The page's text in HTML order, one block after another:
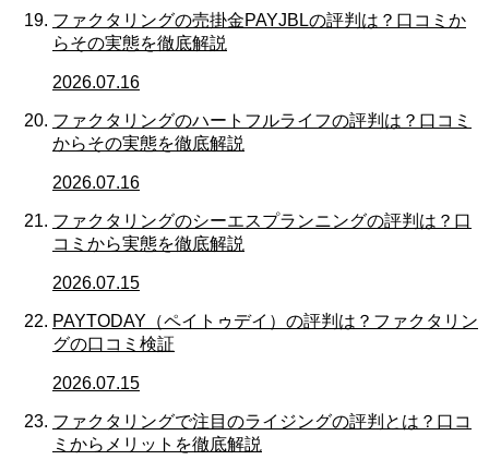
ファクタリングの売掛金PAYJBLの評判は？口コミか
らその実態を徹底解説
2026.07.16
ファクタリングのハートフルライフの評判は？口コミ
からその実態を徹底解説
2026.07.16
ファクタリングのシーエスプランニングの評判は？口
コミから実態を徹底解説
2026.07.15
PAYTODAY（ペイトゥデイ）の評判は？ファクタリン
グの口コミ検証
2026.07.15
ファクタリングで注目のライジングの評判とは？口コ
ミからメリットを徹底解説